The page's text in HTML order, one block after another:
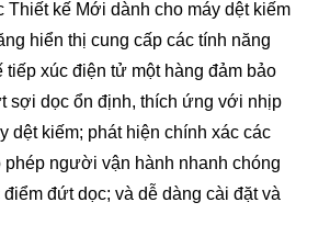
Thiết kế Mới dành cho máy dệt kiếm
hiển thị cung cấp các tính năng
tiếp xúc điện tử một hàng đảm bảo
sợi dọc ổn định, thích ứng với nhịp
dệt kiếm; phát hiện chính xác các
phép người vận hành nhanh chóng
đứt dọc; và dễ dàng cài đặt và